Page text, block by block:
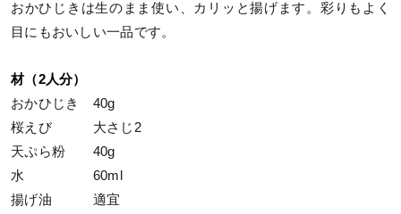
おかひじきは生のまま使い、カリッと揚げます。彩りもよく
目にもおいしい一品です。
材（2人分）
おかひじき 40g
桜えび 大さじ2
天ぷら粉 40g
水 60ml
揚げ油 適宜